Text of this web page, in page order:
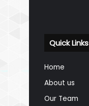
Quick Links
Home
About us
Our Team